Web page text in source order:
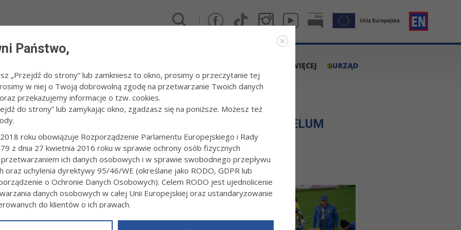
WIĘCEJ eURZĄD
/ Extraliga żużla - mecz Tauron Azoty Tarnów - Caelum Stal Gorzów
ŻUŻLA - MECZ TAURON AZOTY TARNÓW - CAELUM
Paweł Topolski
Państwo,
„Przejdź do strony” lub zamkniesz to okno, prosimy o przeczytanie tej
w niej o Twoją dobrowolną zgodę na przetwarzanie Twoich danych
przekazujemy informacje o tzw. cookies.
do strony” lub zamykając okno, zgadzasz się na poniższe. Możesz też
roku obowiązuje Rozporządzenie Parlamentu Europejskiego i Rady
z dnia 27 kwietnia 2016 roku w sprawie ochrony osób fizycznych
ich danych osobowych i w sprawie swobodnego przepływu
oraz uchylenia dyrektywy 95/46/WE (określane jako RODO, GDPR lub
o Ochronie Danych Osobowych). Celem RODO jest ujednolicenie
danych osobowych w całej Unii Europejskiej oraz ustandaryzowanie
do klientów o ich prawach.
powyższym, w zakładceRODOna stroniehttps://www.tarnow.pl/Wiecej-